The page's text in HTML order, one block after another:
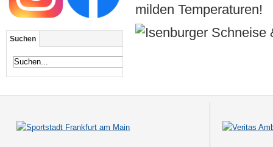
Suchen
milden Temperaturen!